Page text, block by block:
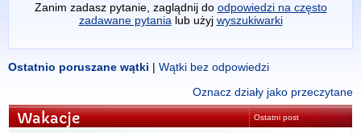
Zanim zadasz pytanie, zaglądnij do odpowiedzi na często
zadawane pytania lub użyj wyszukiwarki
Ostatnio poruszane wątki | Wątki bez odpowiedzi
Oznacz działy jako przeczytane
Wakacje Ostatni post